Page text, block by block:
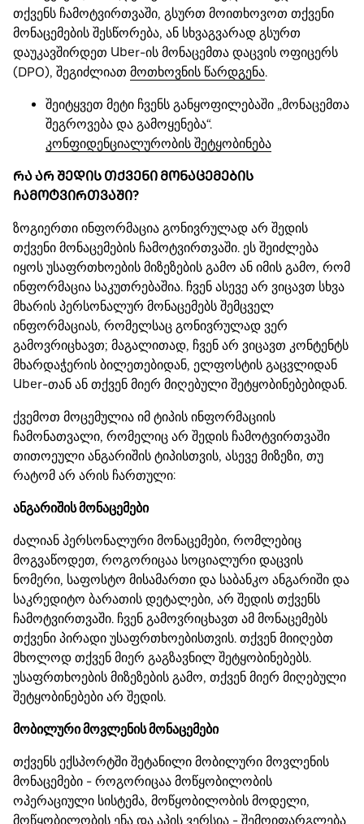
თქვენს ჩამოტვირთვაში, გსურთ მოითხოვოთ თქვენი
მონაცემების შესწორება, ან სხვაგვარად გსურთ
დაუკავშირდეთ Uber-ის მონაცემთა დაცვის ოფიცერს
(DPO), შეგიძლიათ მოთხოვნის წარდგენა.
შეიტყვეთ მეტი ჩვენს განყოფილებაში „მონაცემთა
შეგროვება და გამოყენება“.
კონფიდენციალურობის შეტყობინება
ᲠᲐ ᲐᲠ ᲨᲔᲓᲘᲡ ᲗᲥᲕᲔᲜᲘ ᲛᲝᲜᲐᲪᲔᲛᲔᲑᲘᲡ
ᲩᲐᲛᲝᲢᲕᲘᲠᲗᲕᲐᲨᲘ?
ზოგიერთი ინფორმაცია გონივრულად არ შედის
თქვენი მონაცემების ჩამოტვირთვაში. ეს შეიძლება
იყოს უსაფრთხოების მიზეზების გამო ან იმის გამო, რომ
ინფორმაცია საკუთრებაშია. ჩვენ ასევე არ ვიცავთ სხვა
მხარის პერსონალურ მონაცემებს შემცველ
ინფორმაციას, რომელსაც გონივრულად ვერ
გამოვრიცხავთ; მაგალითად, ჩვენ არ ვიცავთ კონტენტს
მხარდაჭერის ბილეთებიდან, ელფოსტის გაცვლიდან
Uber-თან ან თქვენ მიერ მიღებული შეტყობინებებიდან.
ქვემოთ მოცემულია იმ ტიპის ინფორმაციის
ჩამონათვალი, რომელიც არ შედის ჩამოტვირთვაში
თითოეული ანგარიშის ტიპისთვის, ასევე მიზეზი, თუ
რატომ არ არის ჩართული:
ანგარიშის მონაცემები
ძალიან პერსონალური მონაცემები, რომლებიც
მოგვაწოდეთ, როგორიცაა სოციალური დაცვის
ნომერი, საფოსტო მისამართი და საბანკო ანგარიში და
საკრედიტო ბარათის დეტალები, არ შედის თქვენს
ჩამოტვირთვაში. ჩვენ გამოვრიცხავთ ამ მონაცემებს
თქვენი პირადი უსაფრთხოებისთვის. თქვენ მიიღებთ
მხოლოდ თქვენ მიერ გაგზავნილ შეტყობინებებს.
უსაფრთხოების მიზეზების გამო, თქვენ მიერ მიღებული
შეტყობინებები არ შედის.
მობილური მოვლენის მონაცემები
თქვენს ექსპორტში შეტანილი მობილური მოვლენის
მონაცემები - როგორიცაა მოწყობილობის
ოპერაციული სისტემა, მოწყობილობის მოდელი,
მოწყობილობის ენა და აპის ვერსია - შემოიფარგლება